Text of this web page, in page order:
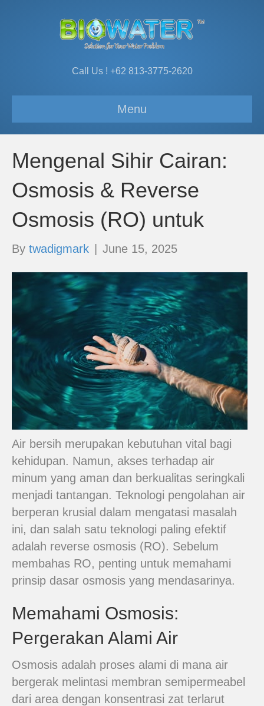
Call Us ! +62 813-3775-2620
Menu
Mengenal Sihir Cairan:
Osmosis & Reverse
Osmosis (RO) untuk
By twadigmark June 15, 2025
Air bersih merupakan kebutuhan vital bagi
kehidupan. Namun, akses terhadap air
minum yang aman dan berkualitas seringkali
menjadi tantangan. Teknologi pengolahan air
berperan krusial dalam mengatasi masalah
ini, dan salah satu teknologi paling efektif
adalah reverse osmosis (RO). Sebelum
membahas RO, penting untuk memahami
prinsip dasar osmosis yang mendasarinya.
Memahami Osmosis:
Pergerakan Alami Air
Osmosis adalah proses alami di mana air
bergerak melintasi membran semipermeabel
dari area dengan konsentrasi zat terlarut